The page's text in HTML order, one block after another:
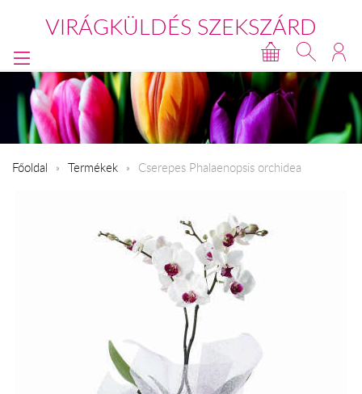
VIRÁGKÜLDÉS SZEKSZÁRD
Főoldal Termékek Cserepes Phalaenopsis orchidea